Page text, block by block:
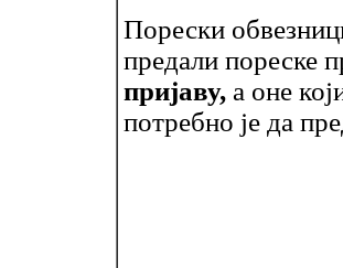
Порески
предали пореске
пријаву,а оне
потребно је да